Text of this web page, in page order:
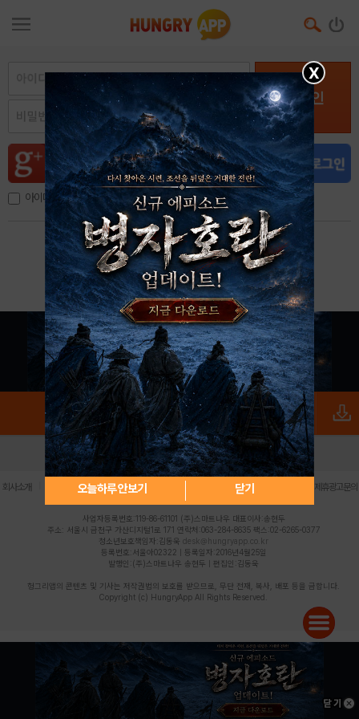
로그인
아이디, 이메일 저장
아이디 / 비밀번호 찾기 회원가입
X
오늘하루 안보기 닫기
로그인 PC버전 전체앱
회사소개 | 개인정보 처리방침 불법촬영물 신고센터 제휴광고문의
사업자등록번호:119-86-61101 (주)스마트나우 대표이사:송현두
주소: 서울시 금천구 가산디지털1로 171 연락처:063-284-8635 팩스:02-6265-0377
청소년보호책임자:김동욱 desk@hungryapp.co.kr
등록번호:서울아02322 | 등록일자:2016년4월25일
발행인:(주)스마트나우 송현두 | 편집인:김동욱
헝그리앱의 콘텐츠 및 기사는 저작권법의 보호를 받으므로, 무단 전재, 복사, 배포 등을 금합니다.
Copyright (c) HungryApp All Rights Reserved.